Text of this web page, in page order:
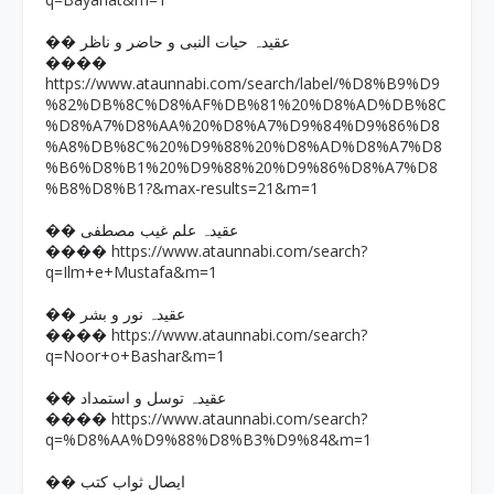
�� عقیدہ حیات النبی و حاضر و ناظر
����
https://www.ataunnabi.com/search/label/%D8%B9%D9
%82%DB%8C%D8%AF%DB%81%20%D8%AD%DB%8C
%D8%A7%D8%AA%20%D8%A7%D9%84%D9%86%D8
%A8%DB%8C%20%D9%88%20%D8%AD%D8%A7%D8
%B6%D8%B1%20%D9%88%20%D9%86%D8%A7%D8
%B8%D8%B1?&max-results=21&m=1
�� عقیدہ علم غیب مصطفی
���� https://www.ataunnabi.com/search?
q=Ilm+e+Mustafa&m=1
�� عقیدہ نور و بشر
���� https://www.ataunnabi.com/search?
q=Noor+o+Bashar&m=1
�� عقیدہ توسل و استمداد
���� https://www.ataunnabi.com/search?
q=%D8%AA%D9%88%D8%B3%D9%84&m=1
�� ایصال ثواب کتب